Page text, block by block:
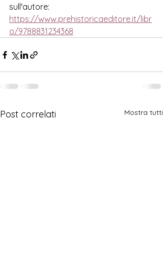
sull'autore:
https://www.prehistoricaeditore.it/libr
o/9788831234368
Post correlati Mostra tutti